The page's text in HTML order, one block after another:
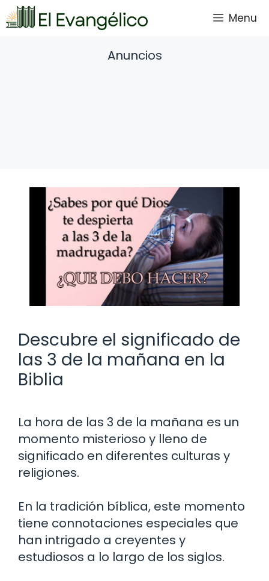
Saltar
al
Menu
Anuncios
Descubre el significado de
las 3 de la mañana en la
Biblia
La hora de las 3 de la mañana es un
momento misterioso y lleno de
significado en diferentes culturas y
religiones.
En la tradición bíblica, este momento
tiene connotaciones especiales que
han intrigado a creyentes y
estudiosos a lo largo de los siglos.